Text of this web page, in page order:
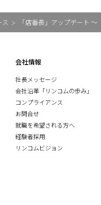
ス 「店番長」アップデート
会社情報
社長メッセージ
会社沿革「リンコムの歩み」
コンプライアンス
お問合せ
就職を希望される方へ
経験者採用
リンコムビジョン